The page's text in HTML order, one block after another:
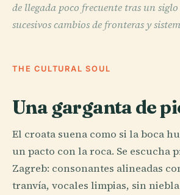
de llegada poco frecuente tras un
sucesivos cambios de fronteras y
THE CULTURAL SOUL
Una garganta de
El croata suena como si la boca
un pacto con la roca. Se escucha
Zagreb: consonantes alineadas
tranvía, vocales limpias, sin